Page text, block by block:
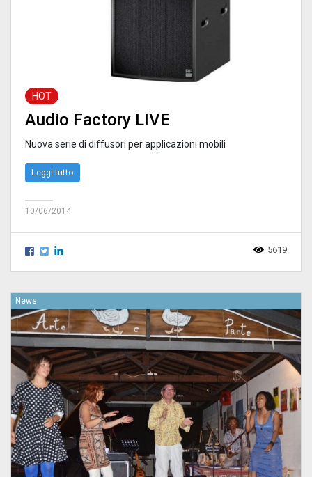
HOT
Audio Factory LIVE
Nuova serie di diffusori per applicazioni mobili
Leggi tutto
10/06/2014
5619
News